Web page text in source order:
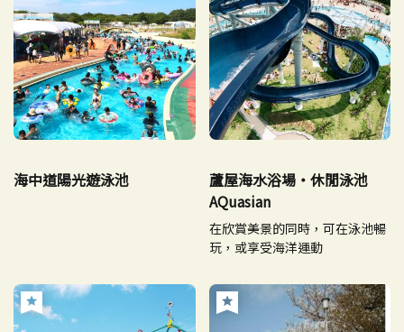
海中道陽光遊泳池
蘆屋海水浴場・休閒泳池
AQuasian
在欣賞美景的同時，可在泳池暢
玩，或享受海洋運動